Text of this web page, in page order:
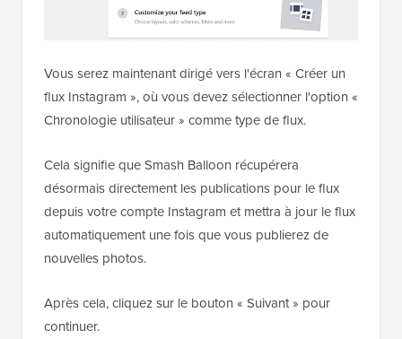
Vous serez maintenant dirigé vers l'écran « Créer un
flux Instagram », où vous devez sélectionner l'option «
Chronologie utilisateur » comme type de flux.
Cela signifie que Smash Balloon récupérera
désormais directement les publications pour le flux
depuis votre compte Instagram et mettra à jour le flux
automatiquement une fois que vous publierez de
nouvelles photos.
Après cela, cliquez sur le bouton « Suivant » pour
continuer.